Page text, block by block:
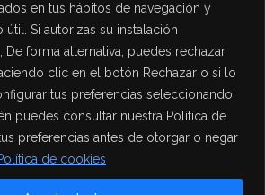
en tus hábitos de navegación y
Si autorizas su instalación
De forma alternativa, puedes rechazar
clic en el botón Rechazar o si lo
tus preferencias seleccionando
puedes consultar nuestra Política de
preferencias antes de otorgar o negar
de cookies